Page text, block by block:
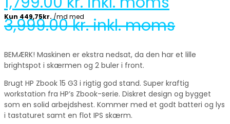
3,999.00kr. inkl. moms
BEMÆRK! Maskinen er ekstra nedsat, da den har et lille
brightspot i skærmen og 2 buler i front.
Brugt HP Zbook 15 G3 i rigtig god stand. Super kraftig
workstation fra HP’s Zbook-serie. Diskret design og bygget
som en solid arbejdshest. Kommer med et godt batteri og lys
i tastaturet samt en flot IPS skærm.